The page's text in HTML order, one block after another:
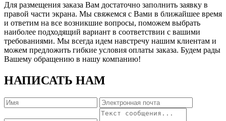
Для размещения заказа Вам достаточно заполнить заявку в
правой части экрана. Мы свяжемся с Вами в ближайшее время
и ответим на все возникшие вопросы, поможем выбрать
наиболее подходящий вариант в соответствии с вашими
требованиями. Мы всегда идем навстречу нашим клиентам и
можем предложить гибкие условия оплаты заказа. Будем рады
Вашему обращению в нашу компанию!
НАПИСАТЬ НАМ